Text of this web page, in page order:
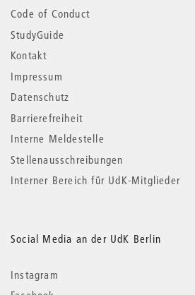
Code of Conduct
StudyGuide
Kontakt
Impressum
Datenschutz
Barrierefreiheit
Interne Meldestelle
Stellenausschreibungen
Interner Bereich für UdK-Mitglieder
Social Media an der UdK Berlin
Instagram